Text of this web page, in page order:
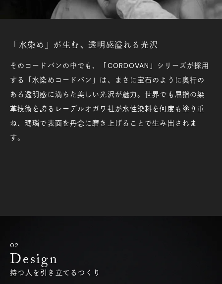
「水染め」が生む、透明感溢れる光沢
そのコードバンの中でも、「CORDOVAN」シリーズが採用
する「水染めコードバン」は、まさに宝石のように奥行の
ある透明感に満ちた美しい光沢が魅力。世界でも屈指の染
革技術を誇るレーデルオガワ社が水性染料を何度も塗り重
ね、瑪瑙で表面を丹念に磨き上げることで生み出されま
す。
Design
持つ人を引き立てるつくり